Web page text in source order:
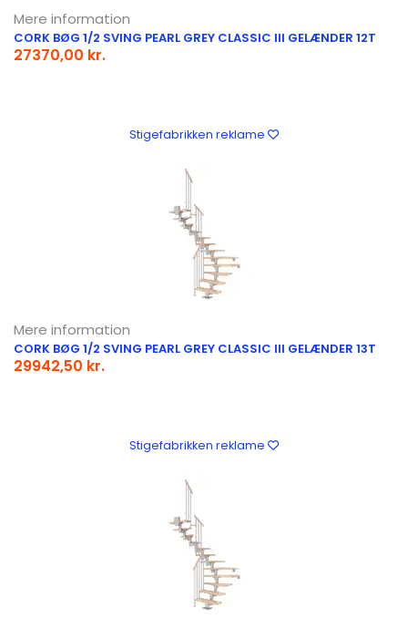
Mere information
CORK BØG 1/2 SVING PEARL GREY CLASSIC III GELÆNDER 12T
27370,00 kr.
Stigefabrikken reklame
Mere information
CORK BØG 1/2 SVING PEARL GREY CLASSIC III GELÆNDER 13T
29942,50 kr.
Stigefabrikken reklame